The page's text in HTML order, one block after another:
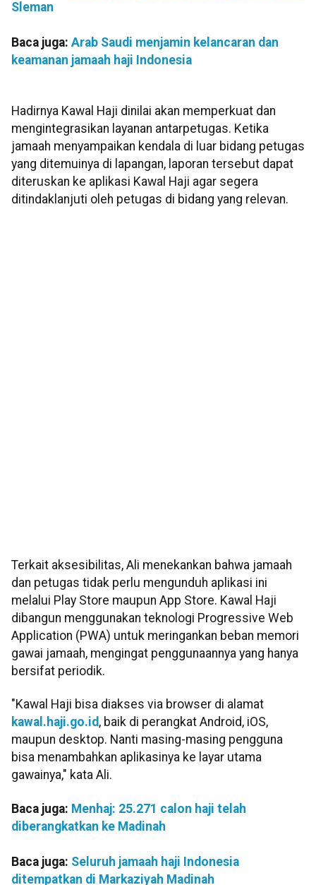
Sleman
Baca juga: Arab Saudi menjamin kelancaran dan
keamanan jamaah haji Indonesia
Hadirnya Kawal Haji dinilai akan memperkuat dan
mengintegrasikan layanan antarpetugas. Ketika
jamaah menyampaikan kendala di luar bidang petugas
yang ditemuinya di lapangan, laporan tersebut dapat
diteruskan ke aplikasi Kawal Haji agar segera
ditindaklanjuti oleh petugas di bidang yang relevan.
Terkait aksesibilitas, Ali menekankan bahwa jamaah
dan petugas tidak perlu mengunduh aplikasi ini
melalui Play Store maupun App Store. Kawal Haji
dibangun menggunakan teknologi Progressive Web
Application (PWA) untuk meringankan beban memori
gawai jamaah, mengingat penggunaannya yang hanya
bersifat periodik.
"Kawal Haji bisa diakses via browser di alamat
kawal.haji.go.id, baik di perangkat Android, iOS,
maupun desktop. Nanti masing-masing pengguna
bisa menambahkan aplikasinya ke layar utama
gawainya," kata Ali.
Baca juga: Menhaj: 25.271 calon haji telah
diberangkatkan ke Madinah
Baca juga: Seluruh jamaah haji Indonesia
ditempatkan di Markaziyah Madinah